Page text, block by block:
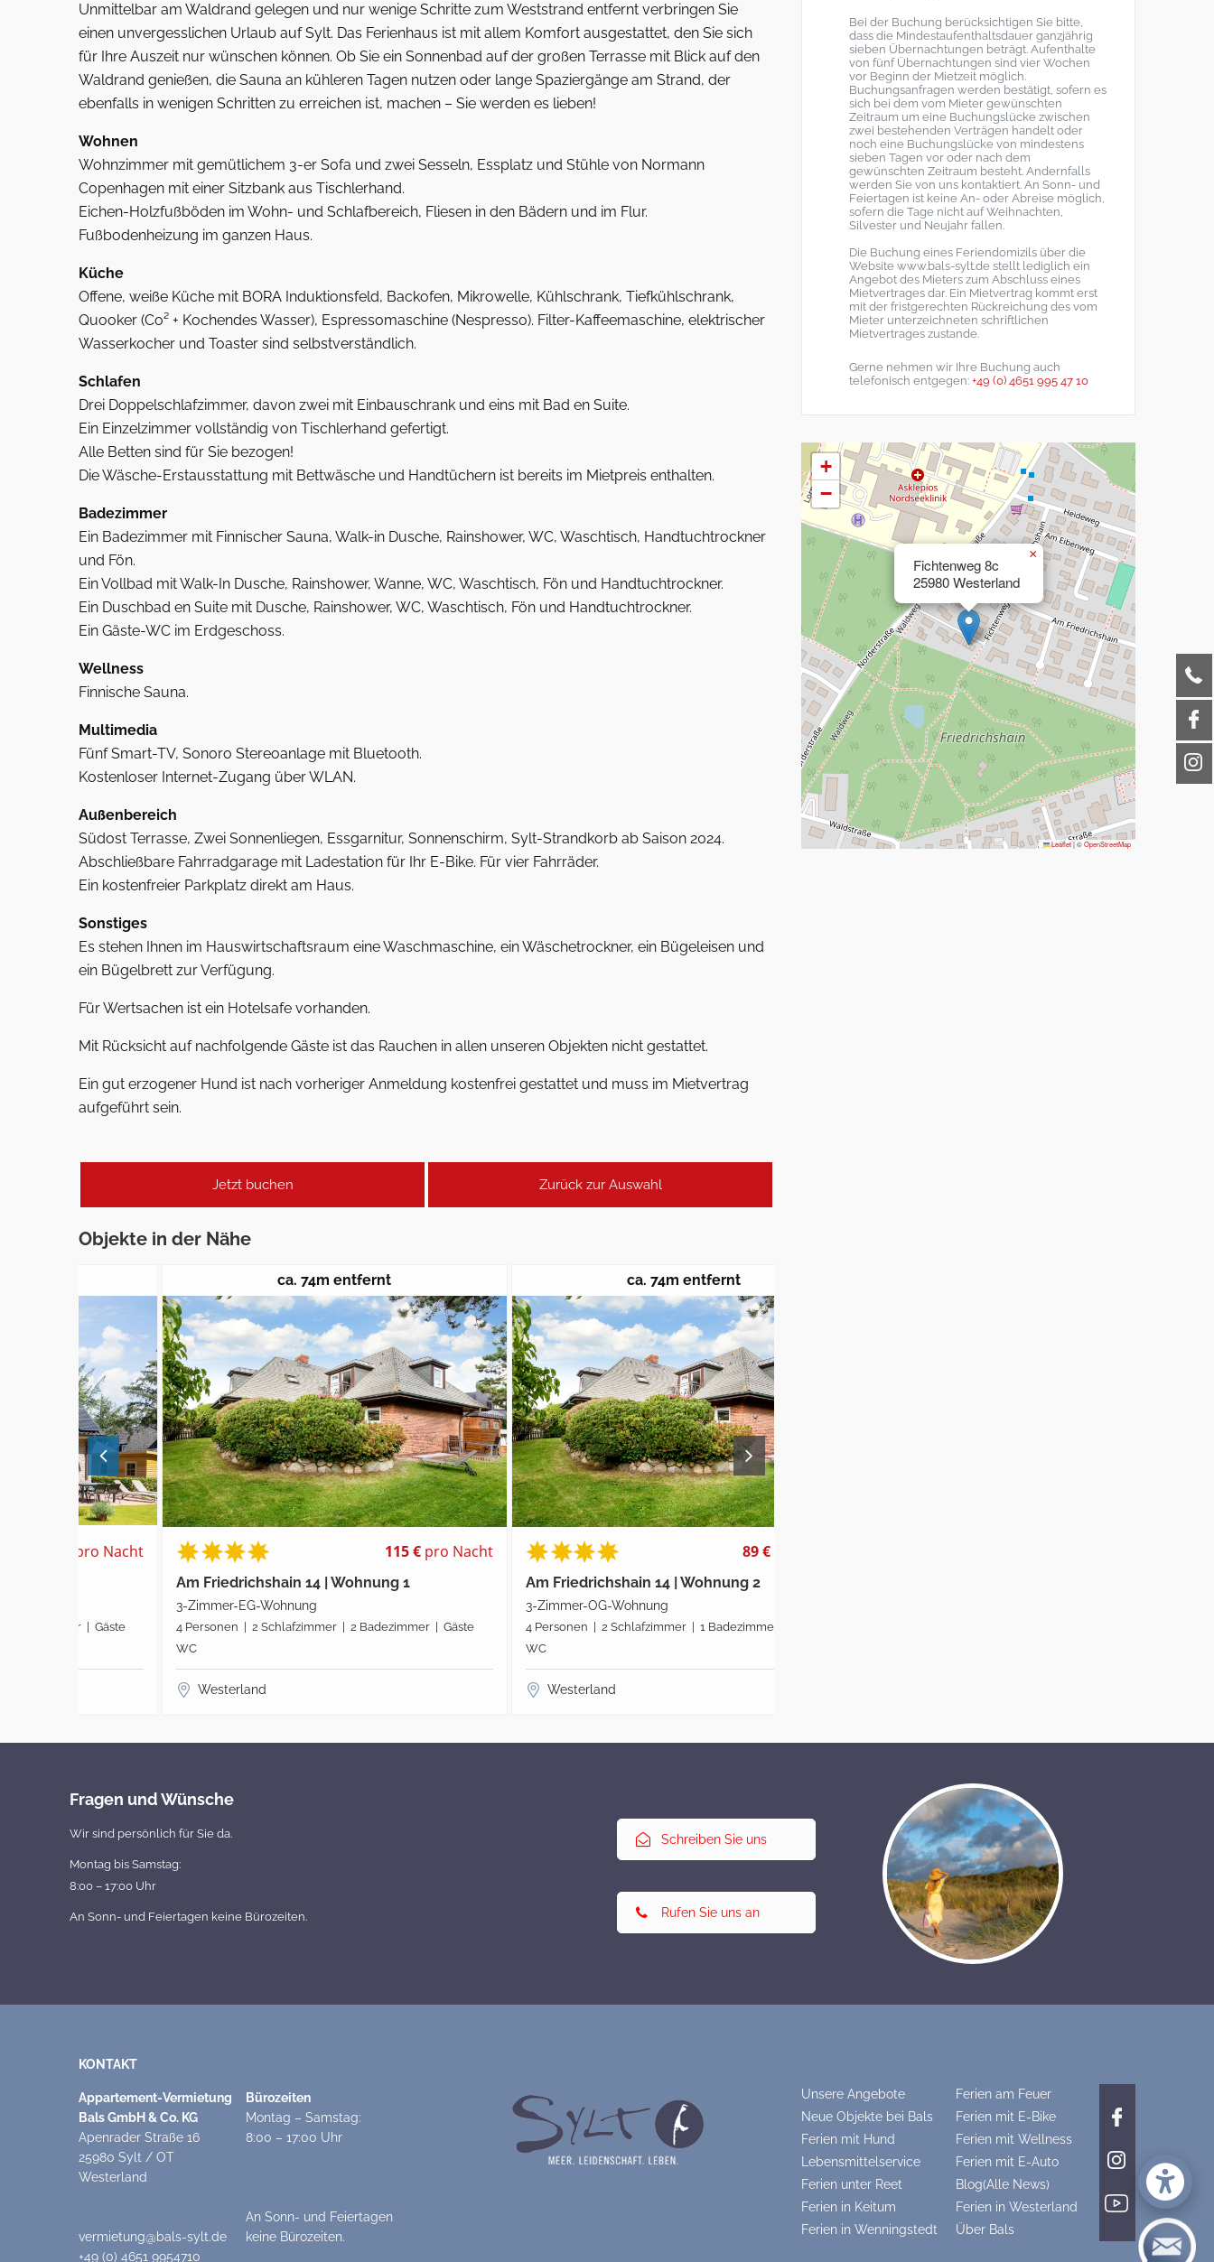
Unmittelbar am Waldrand gelegen und nur wenige Schritte zum Weststrand entfernt verbringen Sie
einen unvergesslichen Urlaub auf Sylt. Das Ferienhaus ist mit allem Komfort ausgestattet, den Sie sich
für Ihre Auszeit nur wünschen können. Ob Sie ein Sonnenbad auf der großen Terrasse mit Blick auf den
Waldrand genießen, die Sauna an kühleren Tagen nutzen oder lange Spaziergänge am Strand, der
ebenfalls in wenigen Schritten zu erreichen ist, machen – Sie werden es lieben!
Wohnen
Wohnzimmer mit gemütlichem 3-er Sofa und zwei Sesseln, Essplatz und Stühle von Normann
Copenhagen mit einer Sitzbank aus Tischlerhand.
Eichen-Holzfußböden im Wohn- und Schlafbereich, Fliesen in den Bädern und im Flur.
Fußbodenheizung im ganzen Haus.
Küche
Offene, weiße Küche mit BORA Induktionsfeld, Backofen, Mikrowelle, Kühlschrank, Tiefkühlschrank,
Quooker (Co² + Kochendes Wasser), Espressomaschine (Nespresso). Filter-Kaffeemaschine, elektrischer
Wasserkocher und Toaster sind selbstverständlich.
Schlafen
Drei Doppelschlafzimmer, davon zwei mit Einbauschrank und eins mit Bad en Suite.
Ein Einzelzimmer vollständig von Tischlerhand gefertigt.
Alle Betten sind für Sie bezogen!
Die Wäsche-Erstausstattung mit Bettwäsche und Handtüchern ist bereits im Mietpreis enthalten.
Badezimmer
Ein Badezimmer mit Finnischer Sauna, Walk-in Dusche, Rainshower, WC, Waschtisch, Handtuchtrockner
und Fön.
Ein Vollbad mit Walk-In Dusche, Rainshower, Wanne, WC, Waschtisch, Fön und Handtuchtrockner.
Ein Duschbad en Suite mit Dusche, Rainshower, WC, Waschtisch, Fön und Handtuchtrockner.
Ein Gäste-WC im Erdgeschoss.
Wellness
Finnische Sauna.
Multimedia
Fünf Smart-TV, Sonoro Stereoanlage mit Bluetooth.
Kostenloser Internet-Zugang über WLAN.
Außenbereich
Südost Terrasse, Zwei Sonnenliegen, Essgarnitur, Sonnenschirm, Sylt-Strandkorb ab Saison 2024.
Abschließbare Fahrradgarage mit Ladestation für Ihr E-Bike. Für vier Fahrräder.
Ein kostenfreier Parkplatz direkt am Haus.
Sonstiges
Es stehen Ihnen im Hauswirtschaftsraum eine Waschmaschine, ein Wäschetrockner, ein Bügeleisen und
ein Bügelbrett zur Verfügung.
Für Wertsachen ist ein Hotelsafe vorhanden.
Mit Rücksicht auf nachfolgende Gäste ist das Rauchen in allen unseren Objekten nicht gestattet.
Ein gut erzogener Hund ist nach vorheriger Anmeldung kostenfrei gestattet und muss im Mietvertrag
aufgeführt sein.
Jetzt buchen Zurück zur Auswahl
Objekte in der Nähe
ca. 74m entfernt
pro Nacht
Am Friedrichshain 14 | Wohnung 1
3-Zimmer-EG-Wohnung
4 Personen | 2 Schlafzimmer | 2 Badezimmer | Gäste
Westerland
ca. 74m entfernt
pro Nacht
Am Friedrichshain 14 | Wohnung 2
3-Zimmer-OG-Wohnung
4 Personen | 2 Schlafzimmer | 1 Badezimmer | Gäste
Westerland
Bei der Buchung berücksichtigen Sie bitte,
dass die Mindestaufenthaltsdauer ganzjährig
sieben Übernachtungen beträgt. Aufenthalte
von fünf Übernachtungen sind vier Wochen
vor Beginn der Mietzeit möglich.
Buchungsanfragen werden bestätigt, sofern es
sich bei dem vom Mieter gewünschten
Zeitraum um eine Buchungslücke zwischen
zwei bestehenden Verträgen handelt oder
noch eine Buchungslücke von mindestens
sieben Tagen vor oder nach dem
gewünschten Zeitraum besteht. Andernfalls
werden Sie von uns kontaktiert. An Sonn- und
Feiertagen ist keine An- oder Abreise möglich,
sofern die Tage nicht auf Weihnachten,
Silvester und Neujahr fallen.
Die Buchung eines Feriendomizils über die
Website www.bals-sylt.de stellt lediglich ein
Angebot des Mieters zum Abschluss eines
Mietvertrages dar. Ein Mietvertrag kommt erst
mit der fristgerechten Rückreichung des vom
Mieter unterzeichneten schriftlichen
Mietvertrages zustande.
Gerne nehmen wir Ihre Buchung auch
telefonisch entgegen: +49 (0) 4651 995 47 10
Fichtenweg 8c
25980 Westerland
×
+
−
Leaflet|©OpenStreetMap
Fragen und Wünsche
Wir sind persönlich für Sie da.
Montag bis Samstag:
8:00 – 17:00 Uhr
An Sonn- und Feiertagen keine Bürozeiten.
Schreiben Sie uns
Rufen Sie uns an
KONTAKT
Appartement-Vermietung
Bals GmbH & Co. KG
Apenrader Straße 16
25980 Sylt / OT
Westerland
vermietung@bals-sylt.de
+49 (0) 4651 9954710
Bürozeiten
Montag – Samstag:
8:00 – 17:00 Uhr
An Sonn- und Feiertagen
keine Bürozeiten.
Unsere Angebote
Ferien am Feuer
Neue Objekte bei Bals
Ferien mit E-Bike
Ferien mit Hund
Ferien mit Wellness
Lebensmittelservice
Ferien mit E-Auto
Ferien unter Reet
Blog(Alle News)
Ferien in Keitum
Ferien in Westerland
Ferien in Wenningstedt
Über Bals